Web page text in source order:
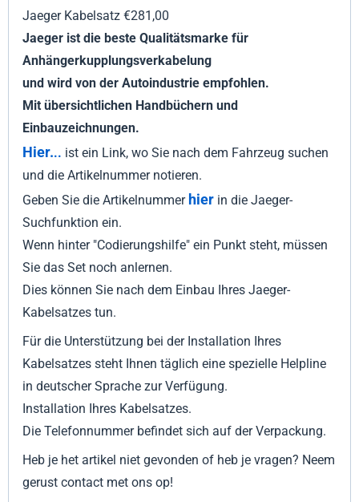
Jaeger Kabelsatz €281,00
Jaeger ist die beste Qualitätsmarke für
Anhängerkupplungsverkabelung
und wird von der Autoindustrie empfohlen.
Mit übersichtlichen Handbüchern und
Einbauzeichnungen.
Hier... ist ein Link, wo Sie nach dem Fahrzeug suchen
und die Artikelnummer notieren.
Geben Sie die Artikelnummer hier in die Jaeger-
Suchfunktion ein.
Wenn hinter "Codierungshilfe" ein Punkt steht, müssen
Sie das Set noch anlernen.
Dies können Sie nach dem Einbau Ihres Jaeger-
Kabelsatzes tun.
Für die Unterstützung bei der Installation Ihres
Kabelsatzes steht Ihnen täglich eine spezielle Helpline
in deutscher Sprache zur Verfügung.
Installation Ihres Kabelsatzes.
Die Telefonnummer befindet sich auf der Verpackung.
Heb je het artikel niet gevonden of heb je vragen? Neem
gerust contact met ons op!